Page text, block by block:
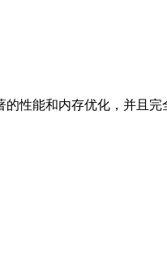
性能和内存优化，并且